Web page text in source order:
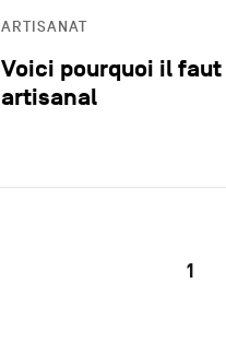
ARTISANAT
Voici pourquoi il
artisanal
1